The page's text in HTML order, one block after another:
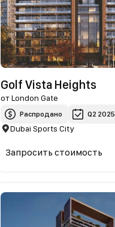
Golf Vista Heights
отLondon Gate
Распродано Q2 2025
Dubai Sports City
Запросить стоимость